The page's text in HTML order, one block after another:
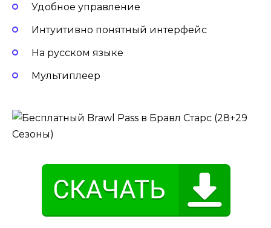
Удобное управление
Интуитивно понятный интерфейс
На русском языке
Мультиплеер